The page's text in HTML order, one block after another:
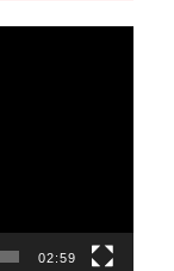
02:59